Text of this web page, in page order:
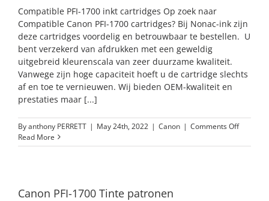
Compatible PFI-1700 inkt cartridges Op zoek naar
Compatible Canon PFI-1700 cartridges? Bij Nonac-ink zijn
deze cartridges voordelig en betrouwbaar te bestellen. U
bent verzekerd van afdrukken met een geweldig
uitgebreid kleurenscala van zeer duurzame kwaliteit.
Vanwege zijn hoge capaciteit hoeft u de cartridge slechts
af en toe te vernieuwen. Wij bieden OEM-kwaliteit en
prestaties maar [...]
Byanthony PERRETT | May 24th, 2022 | Canon | Comments Offon
PFI-
Read More
Canon PFI-1700 Tinte patronen